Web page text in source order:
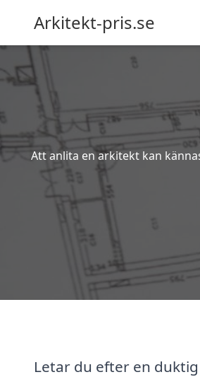
Arkitekt-pris.se
Att anlita en arkitekt kan
Letar du efter en